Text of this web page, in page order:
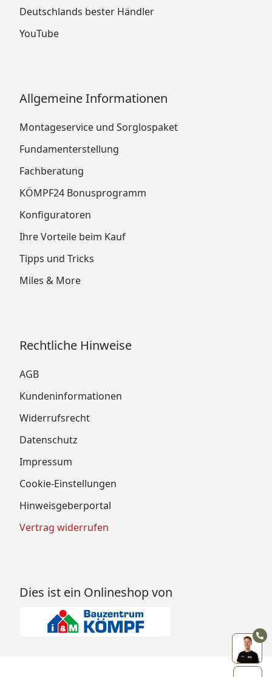
Deutschlands bester Händler
YouTube
Allgemeine Informationen
Montageservice und Sorglospaket
Fundamenterstellung
Fachberatung
KÖMPF24 Bonusprogramm
Konfiguratoren
Ihre Vorteile beim Kauf
Tipps und Tricks
Miles & More
Rechtliche Hinweise
AGB
Kundeninformationen
Widerrufsrecht
Datenschutz
Impressum
Cookie-Einstellungen
Hinweisgeberportal
Vertrag widerrufen
Dies ist ein Onlineshop von